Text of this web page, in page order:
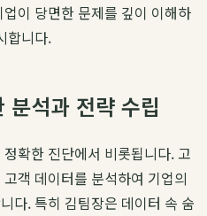
이 당면한 문제를 깊이 이해하
합니다.
분석과 전략 수립
확한 진단에서 비롯됩니다.고
객 데이터를 분석하여 기업의
다. 특히 김팀장은 데이터 속 숨